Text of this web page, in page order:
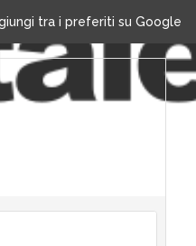
tra i preferiti su Google